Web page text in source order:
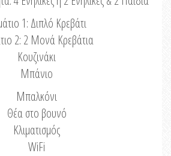
1: Διπλό Κρεβάτι
2: 2 Μονά Κρεβάτια
Κουζινάκι
Μπάνιο
Μπαλκόνι
Θέα στο βουνό
Κλιματισμός
WiFi